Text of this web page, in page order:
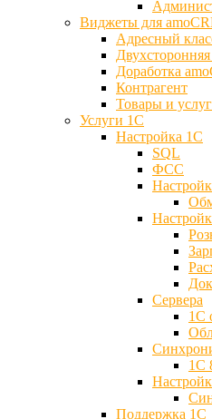
Виджеты для
Адресный
Доработка
Контрагент
Товары и
Услуги 1С
Настройка 1С
SQL
ФСС
Сервера
1С
1С
Поддержка 1С